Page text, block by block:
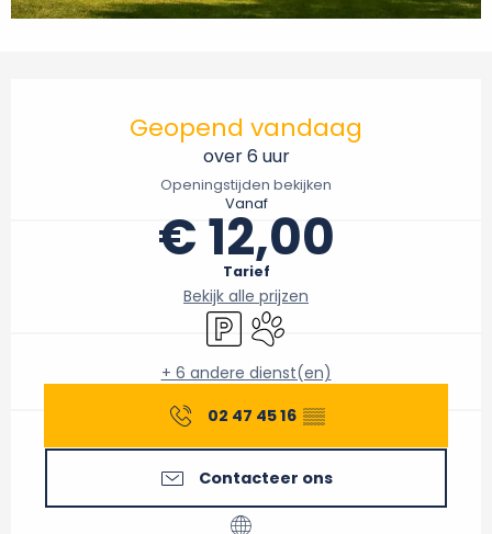
Geopend vandaag
over 6 uur
Openingstijden bekijken
Vanaf
€ 12,00
Tarief
Bekijk alle prijzen
Parkeerplaats
Dieren toegelaten
+ 6 andere dienst(en)
02 47 45 16 ▒▒
Contacteer ons